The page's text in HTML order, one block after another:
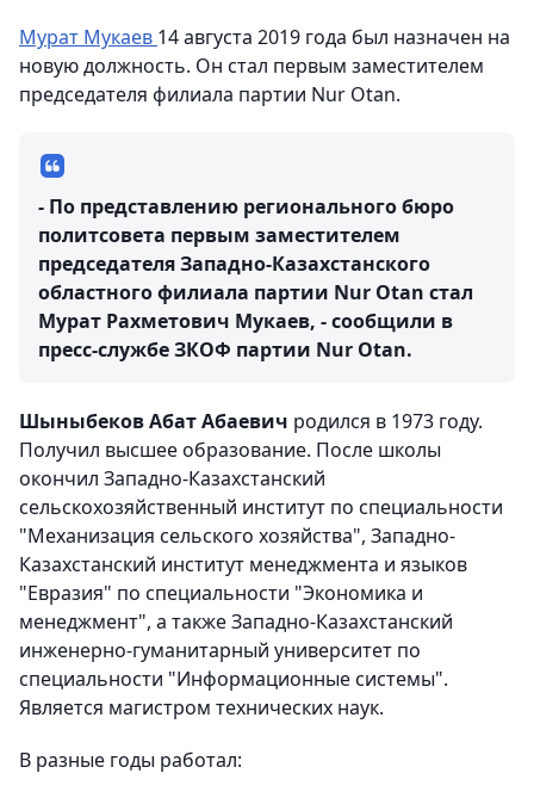
Мурат Мукаев 14 августа 2019 года был назначен на
новую должность. Он стал первым заместителем
председателя филиала партии Nur Otan.
- По представлению регионального бюро
политсовета первым заместителем
председателя Западно-Казахстанского
областного филиала партии Nur Otan стал
Мурат Рахметович Мукаев, - сообщили в
пресс-службе ЗКОФ партии Nur Otan.
Шыныбеков Абат Абаевич родился в 1973 году.
Получил высшее образование. После школы
окончил Западно-Казахстанский
сельскохозяйственный институт по специальности
"Механизация сельского хозяйства", Западно-
Казахстанский институт менеджмента и языков
"Евразия" по специальности "Экономика и
менеджмент", а также Западно-Казахстанский
инженерно-гуманитарный университет по
специальности "Информационные системы".
Является магистром технических наук.
В разные годы работал: